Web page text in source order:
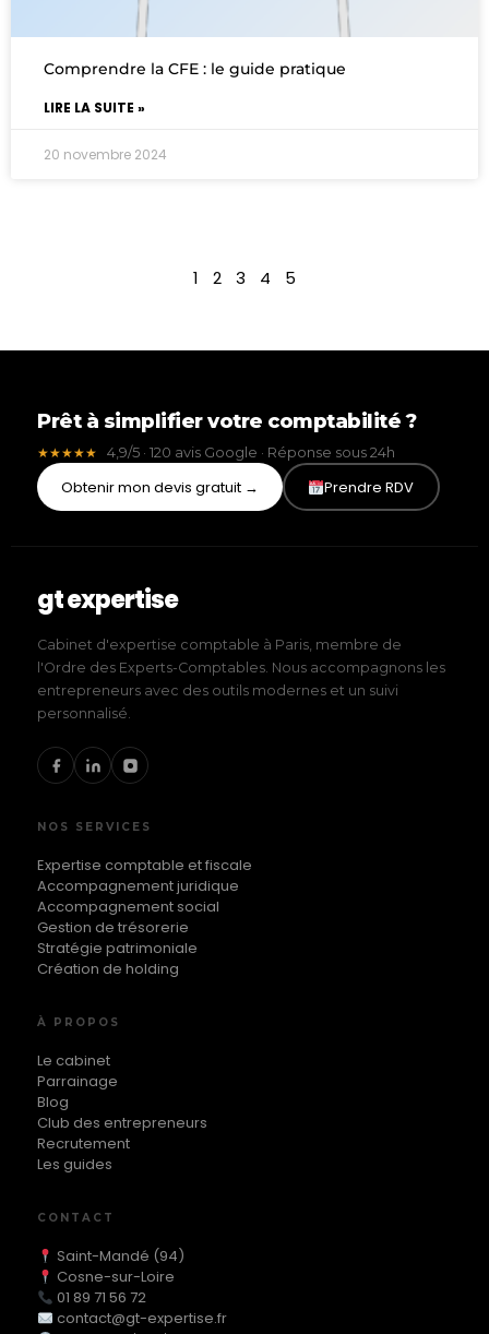
Comprendre la CFE : le guide pratique
LIRE LA SUITE »
20 novembre 2024
1 2 3 4 5
Prêt à simplifier votre comptabilité ?
★★★★★ 4,9/5 · 120 avis Google · Réponse sous 24h
Obtenir mon devis gratuit → Prendre RDV
gt expertise
Cabinet d'expertise comptable à Paris, membre de
l'Ordre des Experts-Comptables. Nous accompagnons les
entrepreneurs avec des outils modernes et un suivi
personnalisé.
NOS SERVICES
Expertise comptable et fiscale
Accompagnement juridique
Accompagnement social
Gestion de trésorerie
Stratégie patrimoniale
Création de holding
À PROPOS
Le cabinet
Parrainage
Blog
Club des entrepreneurs
Recrutement
Les guides
CONTACT
Saint-Mandé (94)
Cosne-sur-Loire
01 89 71 56 72
contact@gt-expertise.fr